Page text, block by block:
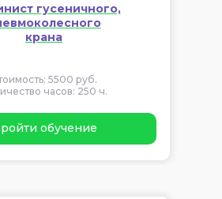
гусеничного,
крана
5500 руб.
часов: 250 ч.
обучение